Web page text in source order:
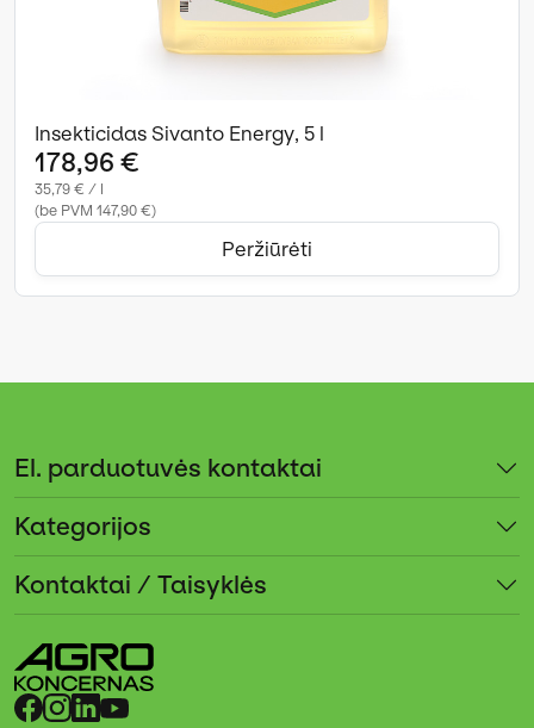
Insekticidas Sivanto Energy, 5 l
178,96 €
35,79 € / l
(be PVM 147,90 €)
Peržiūrėti
El. parduotuvės kontaktai
Kategorijos
Kontaktai / Taisyklės